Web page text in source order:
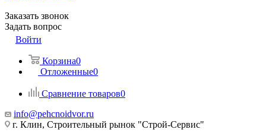
Заказать звонок
Задать вопрос
Войти
Корзина0
Отложенные0
Сравнение товаров0
info@pehcnoidvor.ru
г. Клин, Строительный рынок "Строй-Сервис"